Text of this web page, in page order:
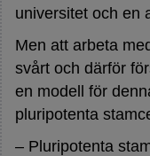
universitet och en
Men att arbeta
svårt och därför
en modell för
pluripotenta
– Pluripotenta